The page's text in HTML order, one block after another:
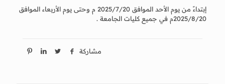
إبتداءً من يوم الأحد الموافق 2025/7/20 م وحتى يوم الأربعاء الموافق
2025/8/20م في جميع كليات الجامعة .
مشاركة